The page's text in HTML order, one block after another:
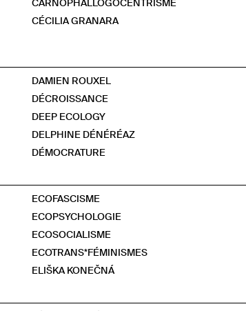
CARNOPHALLOGOCENTRISME
CÉCILIA GRANARA
DAMIEN ROUXEL
DÉCROISSANCE
DEEP ECOLOGY
DELPHINE DÉNÉRÉAZ
DÉMOCRATURE
ECOFASCISME
ECOPSYCHOLOGIE
ECOSOCIALISME
ECOTRANS*FÉMINISMES
ELIŠKA KONEČNÁ